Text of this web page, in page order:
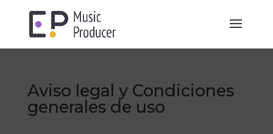
Aviso legal y Condiciones
generales de uso